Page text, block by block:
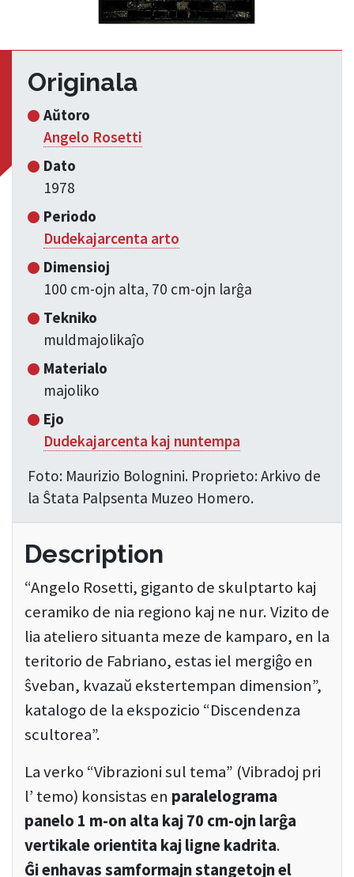
Originala
Aŭtoro
Angelo Rosetti
Dato
1978
Periodo
Dudekajarcenta arto
Dimensioj
100 cm-ojn alta, 70 cm-ojn larĝa
Tekniko
muldmajolikaĵo
Materialo
majoliko
Ejo
Dudekajarcenta kaj nuntempa
Foto: Maurizio Bolognini. Proprieto: Arkivo de
la Ŝtata Palpsenta Muzeo Homero.
Description
“Angelo Rosetti, giganto de skulptarto kaj
ceramiko de nia regiono kaj ne nur. Vizito de
lia ateliero situanta meze de kamparo, en la
teritorio de Fabriano, estas iel mergiĝo en
ŝveban, kvazaŭ ekstertempan dimension”,
katalogo de la ekspozicio “Discendenza
scultorea”.
La verko “Vibrazioni sul tema” (Vibradoj pri
l’ temo) konsistas en paralelograma
panelo 1 m-on alta kaj 70 cm-ojn larĝa
vertikale orientita kaj ligne kadrita.
Ĝi enhavas samformajn stangetojn el